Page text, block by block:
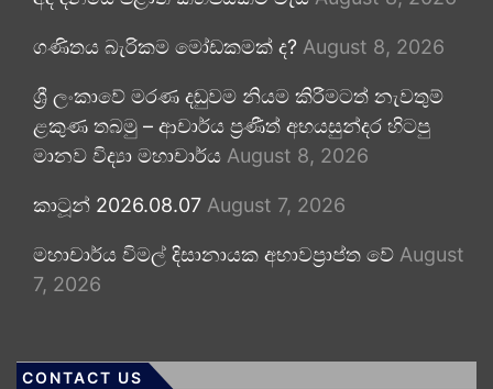
ගණිතය බැරිකම මෝඩකමක් ද? August 8, 2026
ශ්‍රී ලංකාවේ මරණ දඬුවම නියම කිරීමටත් නැවතුම්
ළකුණ තබමු – ආචාර්ය ප්‍රණීත් අභයසුන්දර හිටපු
මානව විද්‍යා මහාචාර්ය August 8, 2026
කාටූන් 2026.08.07 August 7, 2026
මහාචාර්ය විමල් දිසානායක අභාවප්‍රාප්ත වේ August
7, 2026
CONTACT US